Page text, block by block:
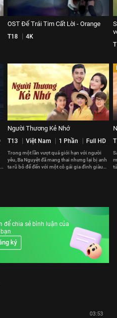
OST Để Trái Tim Cất Lời - Orange
T18 4K
Người Thương Kẻ Nhớ
T13 Việt Nam 1 Phần Full HD
Trong một lần vượt quá giới hạn với người
yêu, Ba Nguyệt đã mang thai nhưng lại bị anh
ta rũ bỏ để đến với một cô gái gia đình giàu
để chia sẻ bình luận của
bạn
ký
03:53